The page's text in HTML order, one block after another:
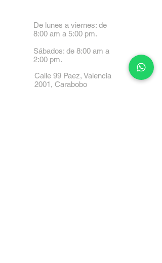
De lunes a viernes: de
8:00 am a 5:00 pm.
Sábados: de 8:00 am a
2:00 pm.
Calle 99 Paez, Valencia
2001, Carabobo